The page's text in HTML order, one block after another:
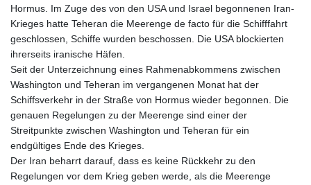
Hormus. Im Zuge des von den USA und Israel begonnenen Iran-
Krieges hatte Teheran die Meerenge de facto für die Schifffahrt
geschlossen, Schiffe wurden beschossen. Die USA blockierten
ihrerseits iranische Häfen.
Seit der Unterzeichnung eines Rahmenabkommens zwischen
Washington und Teheran im vergangenen Monat hat der
Schiffsverkehr in der Straße von Hormus wieder begonnen. Die
genauen Regelungen zu der Meerenge sind einer der
Streitpunkte zwischen Washington und Teheran für ein
endgültiges Ende des Krieges.
Der Iran beharrt darauf, dass es keine Rückkehr zu den
Regelungen vor dem Krieg geben werde, als die Meerenge